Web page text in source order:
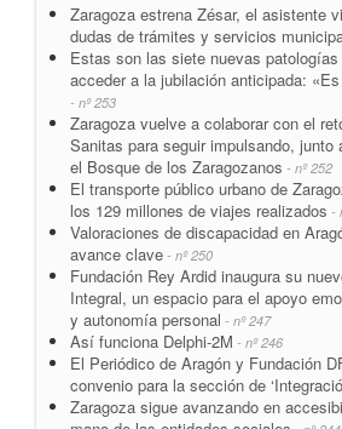
Zaragoza estrena Zésar, el asistente
dudas de trámites y servicios
Estas son las siete nuevas
acceder a la jubilación anticipada:
- nº 253
Zaragoza vuelve a colaborar con el
Sanitas para seguir impulsando, junto
el Bosque de los Zaragozanos - nº 252
El transporte público urbano de
los 129 millones de viajes realizados -
Valoraciones de discapacidad en
avance clave - nº 250
Fundación Rey Ardid inaugura su
Integral, un espacio para el apoyo
y autonomía personal - nº 247
Así funciona Delphi-2M - nº 246
El Periódico de Aragón y Fundación
convenio para la sección de
Zaragoza sigue avanzando en